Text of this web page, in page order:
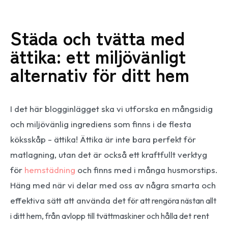
Städa och tvätta med
ättika: ett miljövänligt
alternativ för ditt hem
I det här blogginlägget ska vi utforska en mångsidig
och miljövänlig ingrediens som finns i de flesta
köksskåp - ättika! Ättika är inte bara perfekt för
matlagning, utan det är också ett kraftfullt verktyg
för hemstädning och finns med i många husmorstips.
Häng med när vi delar med oss av några smarta och
effektiva sätt att använda detför att rengöra nästan allt
i ditt hem, från avlopp till tvättmaskiner och hålla det rent